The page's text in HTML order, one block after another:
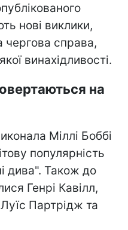
нові виклики,
чергова справа,
винахідливості.
на
Міллі Боббі
популярність
дива". Також до
Генрі Кавілл,
Партрідж та